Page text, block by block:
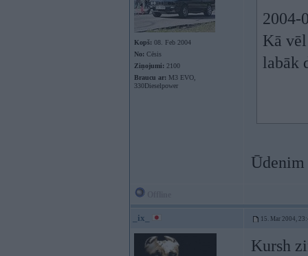
Kopš: 08. Feb 2004
No: Cēsis
Ziņojumi: 2100
Braucu ar: M3 EVO,
330Dieselpower
2004-
Kā
labāk
Ūdenim
_ix_ 15. Mar 2004,
Kursh